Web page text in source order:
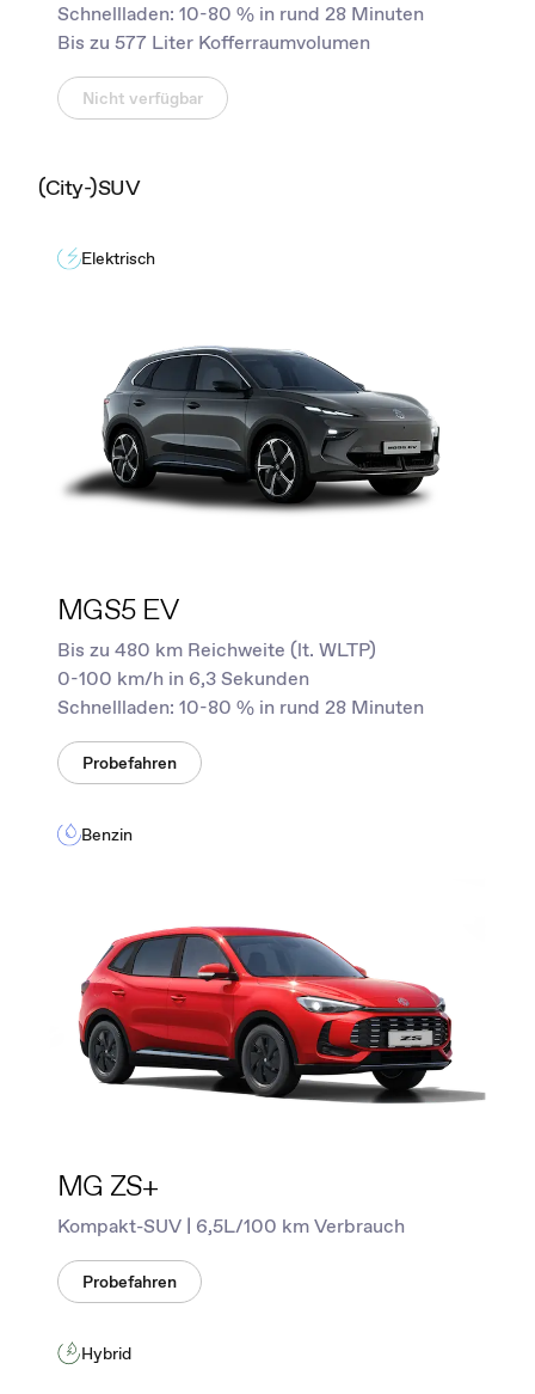
Schnellladen: 10-80 % in rund 28 Minuten
Bis zu 577 Liter Kofferraumvolumen
Nicht verfügbar
(City-)SUV
Elektrisch
MGS5 EV
Bis zu 480 km Reichweite (lt. WLTP)
0-100 km/h in 6,3 Sekunden
Schnellladen: 10-80 % in rund 28 Minuten
Probefahren
Benzin
MG ZS+
Kompakt-SUV | 6,5L/100 km Verbrauch
Probefahren
Hybrid